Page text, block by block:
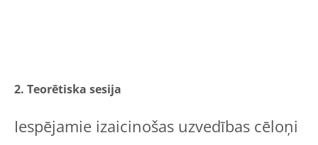
2. Teorētiska sesija
Iespējamie izaicinošas uzvedības cēloņi